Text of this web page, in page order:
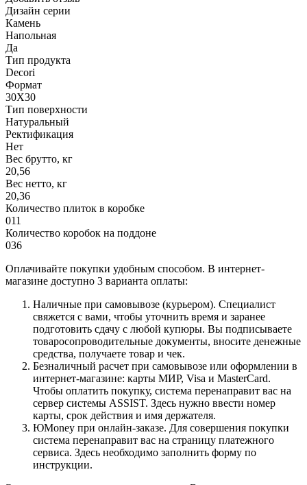
Дизайн серии
Камень
Напольная
Да
Тип продукта
Decori
Формат
30X30
Тип поверхности
Натуральный
Ректификация
Нет
Вес брутто, кг
20,56
Вес нетто, кг
20,36
Количество плиток в коробке
011
Количество коробок на поддоне
036
Оплачивайте покупки удобным способом. В интернет-
магазине доступно 3 варианта оплаты:
Наличные при самовывозе (курьером). Специалист
свяжется с вами, чтобы уточнить время и заранее
подготовить сдачу с любой купюры. Вы подписываете
товаросопроводительные документы, вносите денежные
средства, получаете товар и чек.
Безналичный расчет при самовывозе или оформлении в
интернет-магазине: карты МИР, Visa и MasterCard.
Чтобы оплатить покупку, система перенаправит вас на
сервер системы ASSIST. Здесь нужно ввести номер
карты, срок действия и имя держателя.
ЮMoney при онлайн-заказе. Для совершения покупки
система перенаправит вас на страницу платежного
сервиса. Здесь необходимо заполнить форму по
инструкции.